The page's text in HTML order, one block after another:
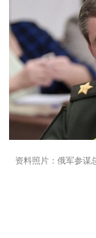
资料照片：俄军参谋